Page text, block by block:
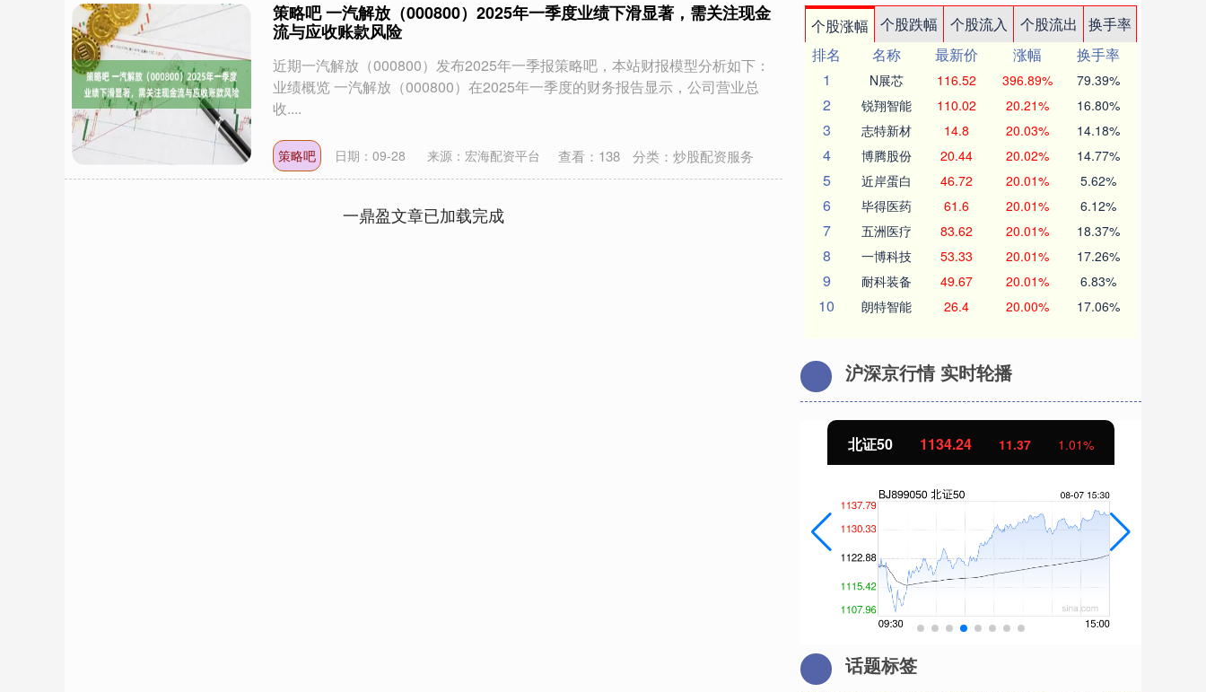
策略吧 一汽解放（000800）2025年一季度业绩下滑显著，需关注现金
流与应收账款风险
近期一汽解放（000800）发布2025年一季报策略吧，本站财报模型分析如下：
业绩概览 一汽解放（000800）在2025年一季度的财务报告显示，公司营业总
收....
策略吧 日期：09-28 来源：宏海配资平台 查看： 138 分类： 炒股配资服务
一鼎盈文章已加载完成
个股涨幅 个股跌幅 个股流入 个股流出
换手率
排名
名称 最新价 涨幅
换手率
1
N展芯 116.52 396.89% 79.39%
2 锐翔智能 110.02 20.21% 16.80%
3 志特新材 14.8 20.03% 14.18%
4 博腾股份 20.44 20.02% 14.77%
5 近岸蛋白 46.72 20.01% 5.62%
6 毕得医药 61.6 20.01% 6.12%
7 五洲医疗 83.62 20.01% 18.37%
8 一博科技 53.33 20.01% 17.26%
9 耐科装备 49.67 20.01% 6.83%
10 朗特智能 26.4 20.00% 17.06%
沪深京行情 实时轮播
北证50 1134.24 11.37 1.01%
话题标签